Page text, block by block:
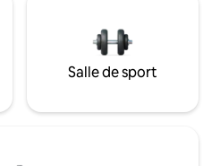
Salle de sport